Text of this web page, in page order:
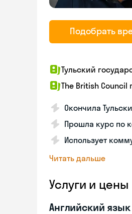
Подобрать
Тульский
The British Council
Окончила
Прошла курс по
Использует
Читать дальше
Услуги и цены
Английский язык